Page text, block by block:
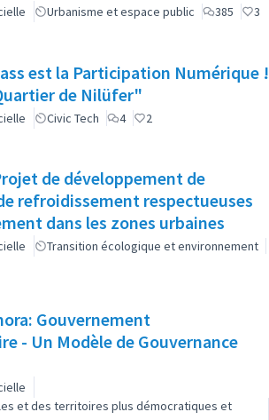
Urbanisme et espace public 385 3
est la Participation Numérique !
de Nilüfer"
Civic Tech 4 2
de développement de
refroidissement respectueuses
dans les zones urbaines
Transition écologique et environnement
Gouvernement
- Un Modèle de Gouvernance
et des territoires plus démocratiques et